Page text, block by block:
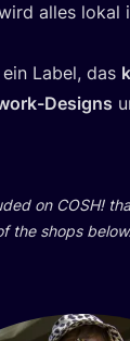
alles lokal
ein Label, das
Desig­ns
on COSH!
the shops below.